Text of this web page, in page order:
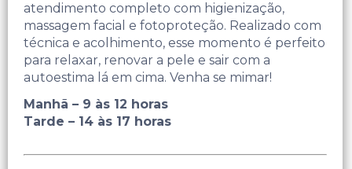
atendimento completo com higienização,
massagem facial e fotoproteção. Realizado com
técnica e acolhimento, esse momento é perfeito
para relaxar, renovar a pele e sair com a
autoestima lá em cima. Venha se mimar!
Manhã – 9 às 12 horas
Tarde – 14 às 17 horas